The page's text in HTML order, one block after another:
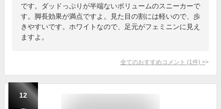
です。ダッドっぷりが半端ないボリュームのスニーカーで
す。脚長効果が満点ですよ。見た目の割には軽いので、歩
きやすいです。ホワイトなので、足元がフェミニンに見え
ますよ。
全てのおすすめコメント (1 件) >
12